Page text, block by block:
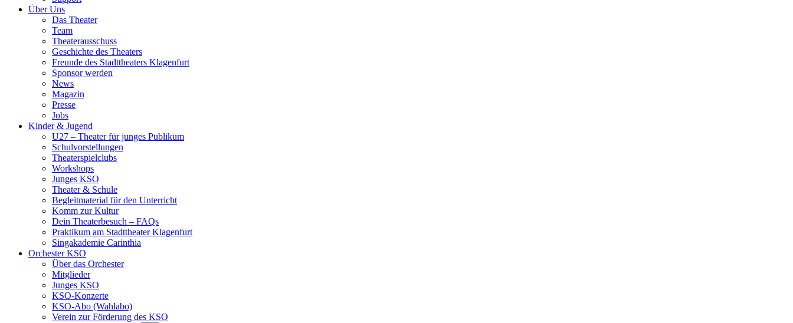
Über Uns
Das Theater
Team
Theaterausschuss
Geschichte des Theaters
Freunde des Stadttheaters Klagenfurt
Sponsor werden
News
Magazin
Presse
Jobs
Kinder & Jugend
U27 – Theater für junges Publikum
Schulvorstellungen
Theaterspielclubs
Workshops
Junges KSO
Theater & Schule
Begleitmaterial für den Unterricht
Komm zur Kultur
Dein Theaterbesuch – FAQs
Praktikum am Stadttheater Klagenfurt
Singakademie Carinthia
Orchester KSO
Über das Orchester
Mitglieder
Junges KSO
KSO-Konzerte
KSO-Abo (Wahlabo)
Verein zur Förderung des KSO